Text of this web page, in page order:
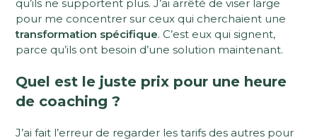
qu’ils ne supportent plus. J’ai arrêté de viser large
pour me concentrer sur ceux qui cherchaient une
transformation spécifique. C’est eux qui signent,
parce qu’ils ont besoin d’une solution maintenant.
Quel est le juste prix pour une heure
de coaching ?
J’ai fait l’erreur de regarder les tarifs des autres pour